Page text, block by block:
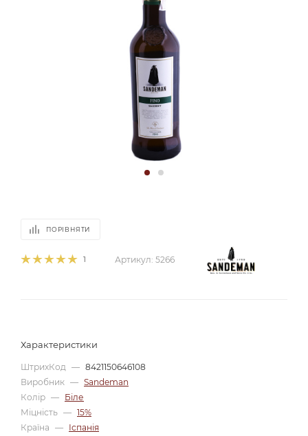
ПОРІВНЯТИ
1 Артикул: 5266
Характеристики
ШтрихКод — 8421150646108
Виробник — Sandeman
Колір — Біле
Міцність — 15%
Країна — Іспанія